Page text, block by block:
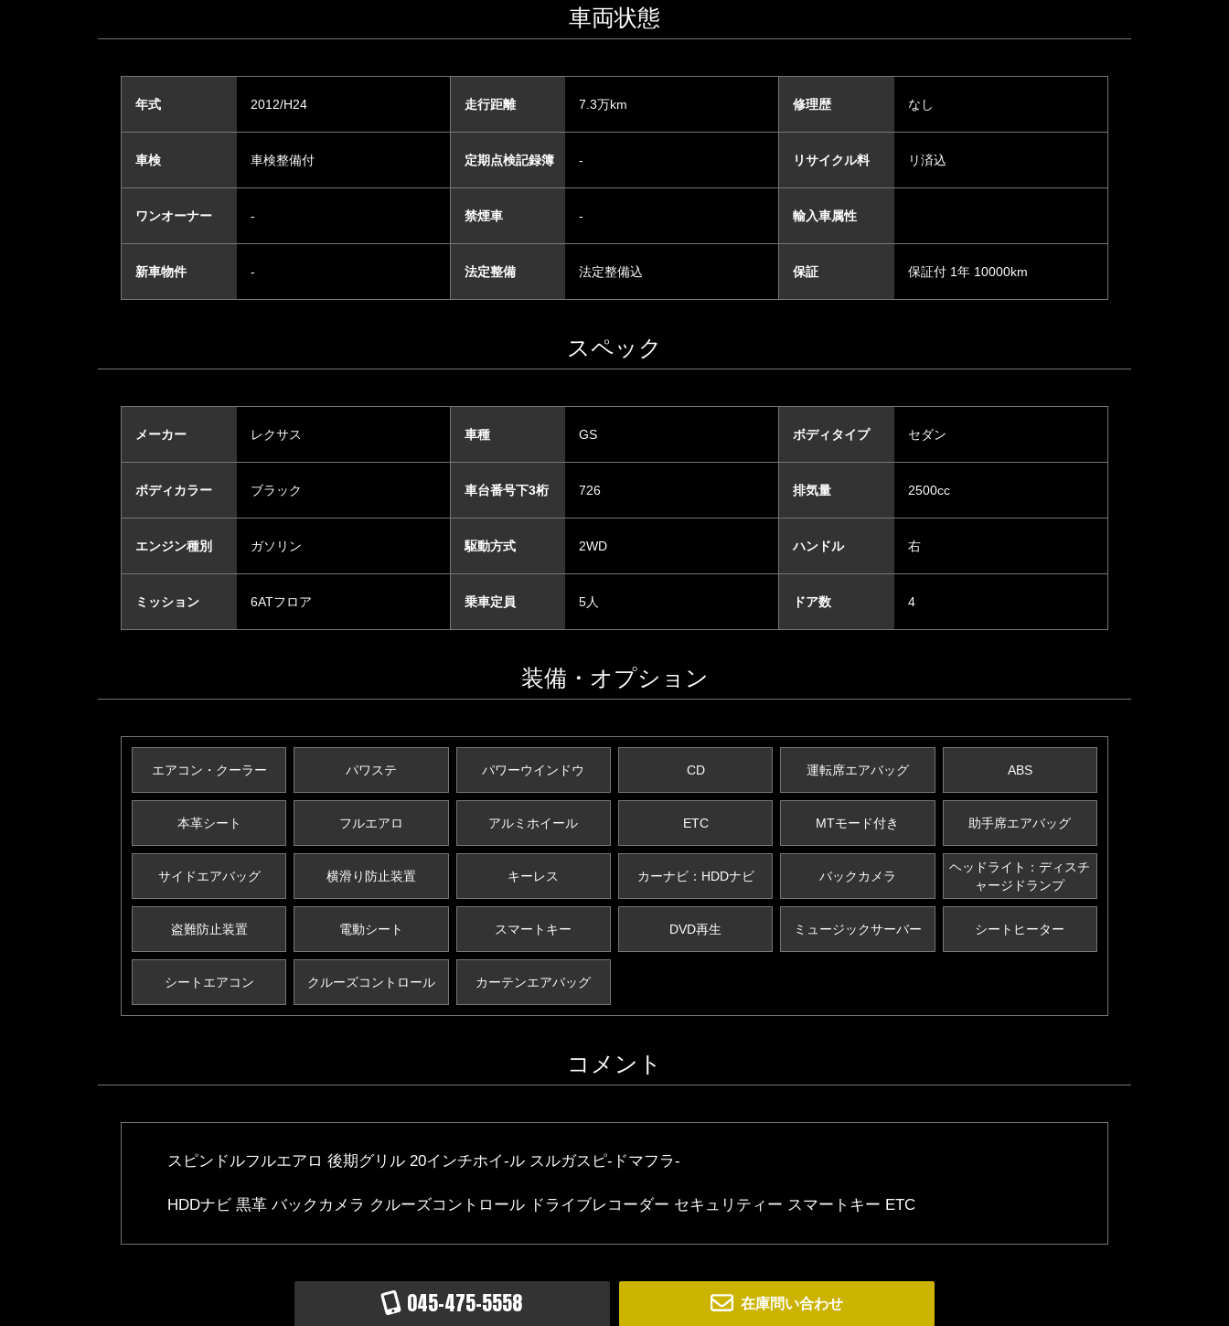
車両状態
年式 2012/H24 走行距離 7.3万km 修理歴 なし
車検 車検整備付 定期点検記録簿 - リサイクル料 リ済込
ワンオーナー - 禁煙車 - 輸入車属性
新車物件 - 法定整備 法定整備込 保証 保証付 1年 10000km
スペック
メーカー レクサス 車種 GS ボディタイプ セダン
ボディカラー ブラック 車台番号下3桁 726 排気量 2500cc
エンジン種別 ガソリン 駆動方式 2WD ハンドル 右
ミッション 6ATフロア 乗車定員 5人 ドア数 4
装備・オプション
エアコン・クーラー パワステ パワーウインドウ CD 運転席エアバッグ ABS
本革シート フルエアロ アルミホイール ETC MTモード付き 助手席エアバッグ
サイドエアバッグ 横滑り防止装置 キーレス カーナビ：HDDナビ バックカメラ
ヘッドライト：ディスチ
ャージドランプ
盗難防止装置 電動シート スマートキー DVD再生 ミュージックサーバー シートヒーター
シートエアコン クルーズコントロール カーテンエアバッグ
コメント
スピンドルフルエアロ 後期グリル 20インチホイ-ル スルガスピ-ドマフラ-
HDDナビ 黒革 バックカメラ クルーズコントロール ドライブレコーダー セキュリティー スマートキー ETC
045-475-5558 在庫問い合わせ